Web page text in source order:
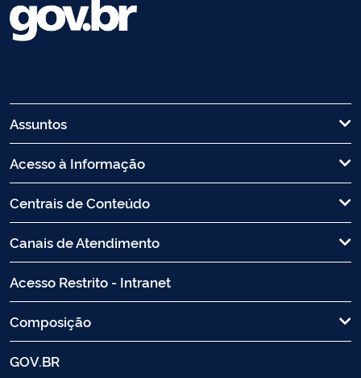
Assuntos
Acesso à Informação
Centrais de Conteúdo
Canais de Atendimento
Acesso Restrito - Intranet
Composição
GOV.BR